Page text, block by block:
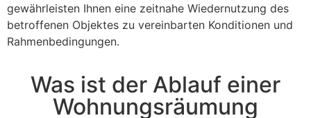
gewährleisten Ihnen eine zeitnahe Wiedernutzung des
betroffenen Objektes zu vereinbarten Konditionen und
Rahmenbedingungen.
Was ist der Ablauf einer
Wohnungsräumung